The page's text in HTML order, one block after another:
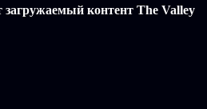
контент The Valley
новых инфернальных царства